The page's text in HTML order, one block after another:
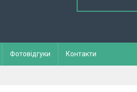
Фотовідгуки Контакти